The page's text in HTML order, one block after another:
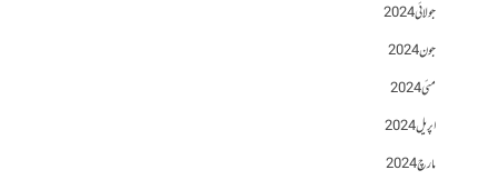
جولائی 2024
جون 2024
مئی 2024
اپریل 2024
مارچ 2024